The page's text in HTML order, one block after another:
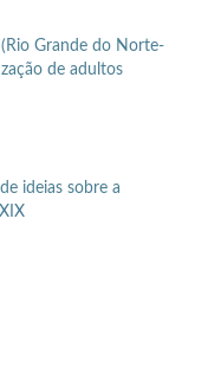
(Rio Grande do Norte-
de adultos
ideias sobre a